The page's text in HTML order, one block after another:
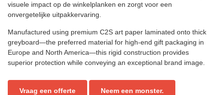
visuele impact op de winkelplanken en zorgt voor een
onvergetelijke uitpakkervaring.
Manufactured using premium C2S art paper laminated onto thick
greyboard—the preferred material for high-end gift packaging in
Europe and North America—this rigid construction provides
superior protection while conveying an exceptional brand image.
Vraag een offerte Neem een monster.